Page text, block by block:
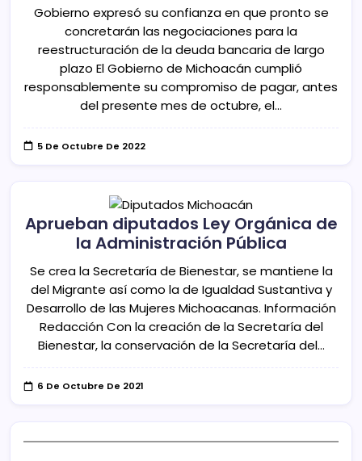
Gobierno expresó su confianza en que pronto se
concretarán las negociaciones para la
reestructuración de la deuda bancaria de largo
plazo El Gobierno de Michoacán cumplió
responsablemente su compromiso de pagar, antes
del presente mes de octubre, el…
5 De Octubre De 2022
Aprueban diputados Ley Orgánica de
la Administración Pública
Se crea la Secretaría de Bienestar, se mantiene la
del Migrante así como la de Igualdad Sustantiva y
Desarrollo de las Mujeres Michoacanas. Información
Redacción Con la creación de la Secretaría del
Bienestar, la conservación de la Secretaría del…
6 De Octubre De 2021